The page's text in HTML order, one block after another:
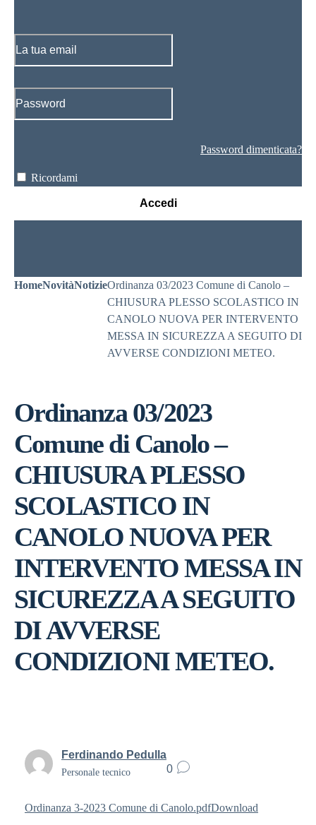
Password dimenticata?
Ricordami
Accedi
HomeNovitàNotizieOrdinanza 03/2023 Comune di Canolo –
CHIUSURA PLESSO SCOLASTICO IN
CANOLO NUOVA PER INTERVENTO
MESSA IN SICUREZZA A SEGUITO DI
AVVERSE CONDIZIONI METEO.
Ordinanza 03/2023
Comune di Canolo –
CHIUSURA PLESSO
SCOLASTICO IN
CANOLO NUOVA PER
INTERVENTO MESSA IN
SICUREZZA A SEGUITO
DI AVVERSE
CONDIZIONI METEO.
Ferdinando Pedulla
Personale tecnico 0
Ordinanza 3-2023 Comune di Canolo.pdfDownload